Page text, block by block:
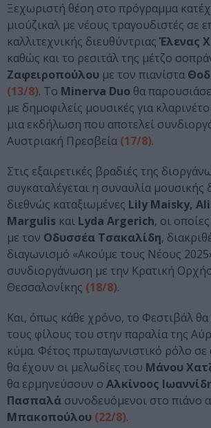
Ξεχωριστή θέση στο πρόγραμμα
μιούζικαλ με νέους τραγουδιστές σε
καλλιτεχνικής διευθύντριας Έλενας
καθώς και το ρεσιτάλ της μέτζο
Ζαφειροπούλου με τον πιανίστα
(13/8). Tο Minerva Duo θα
με δημοφιλείς μουσικές για
μια εκδήλωση που αποτελεί
Αυστριακή Πρεσβεία (17/8).
Στις εξαιρετικές βραδιές της
συγκαταλέγεται η συναυλία μουσικής
διεθνώς καταξιωμένες Lily Maisky,
Margulis και Lyda Argerich, οι
με τον Οδυσσέα Τσακαλίδη,
διαγωνισμό «Ακούμε τους Νέους
συνδιοργάνωση με την Κρατική
Θεσσαλονίκης (18/8).
Και, όπως κάθε χρόνο, το Φεστιβάλ θα
τους φίλους του στην παραλία της
κύμα. Φέτος πρωταγωνιστικό ρόλο σε
θα έχουν οι μελωδίες του Μάνου
θα ερμηνεύσουν ο Αλκίνοος
Πασπαλά συνοδευόμενοι στο πιάνο
Μπακοπούλου (22/8).